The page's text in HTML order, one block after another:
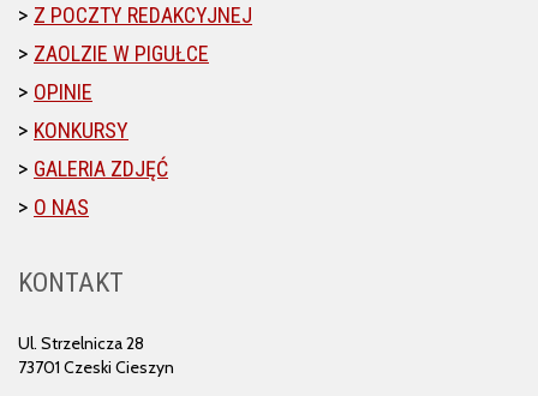
Z POCZTY REDAKCYJNEJ
ZAOLZIE W PIGUŁCE
OPINIE
KONKURSY
GALERIA ZDJĘĆ
O NAS
KONTAKT
Ul. Strzelnicza 28
73701 Czeski Cieszyn